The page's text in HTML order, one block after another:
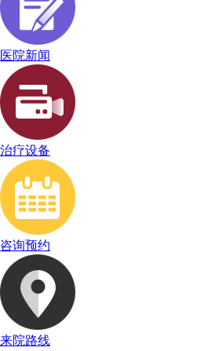
医院新闻
治疗设备
咨询预约
来院路线